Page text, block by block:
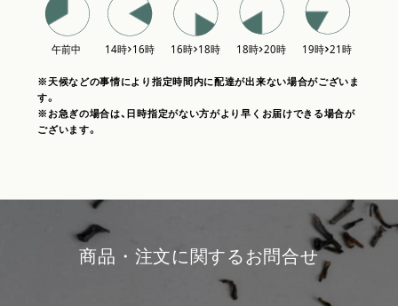
※天候などの事情により指定時間内に配達が出来ない場合がございま
す。
※お急ぎの場合は、日時指定がない方がより早くお届けできる場合が
ございます。
商品・注文に関するお問合せ